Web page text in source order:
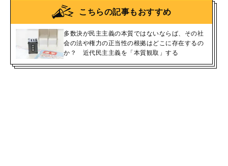
こちらの記事もおすすめ
多数決が民主主義の本質ではないならば、その社
会の法や権力の正当性の根拠はどこに存在するの
か？ 近代民主主義を「本質観取」する